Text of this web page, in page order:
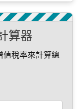
算器
值稅率來計算總